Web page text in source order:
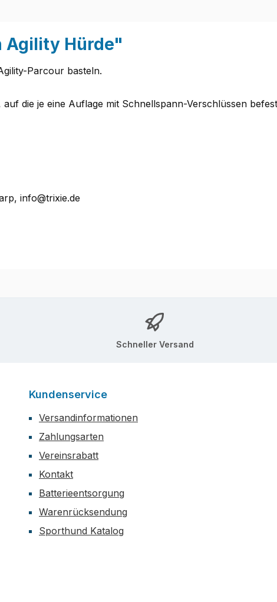
Agility Hürde"
Parcour basteln.
die je eine Auflage mit Schnellspann-Verschlüssen
info@trixie.de
Schneller Versand
Kundenservice
Versandinformationen
Zahlungsarten
Vereinsrabatt
Kontakt
Batterieentsorgung
Warenrücksendung
Sporthund Katalog